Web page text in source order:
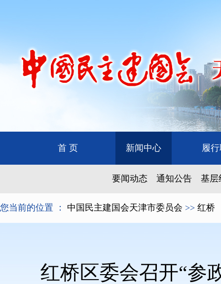
首 页 新闻中心 履
要闻动态 通知公告 基层
您当前的位置 ： 中国民主建国会天津市委员会 >> 红桥
红桥区委会召开“参